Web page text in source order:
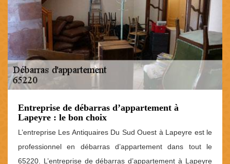
Entreprise de débarras d’appartement à
Lapeyre : le bon choix
L’entreprise Les Antiquaires Du Sud Ouest à Lapeyre est le
professionnel en débarras d’appartement dans tout le
65220. L’entreprise de débarras d’appartement à Lapeyre